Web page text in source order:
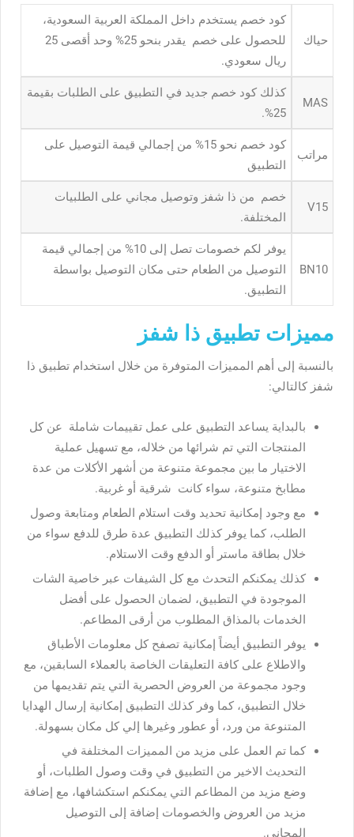
حياك
كود خصم يستخدم داخل المملكة العربية السعودية،
للحصول على خصم يقدر بنحو 25% وحد أقصى 25
ريال سعودي.
MAS
كذلك كود خصم جديد في التطبيق على الطلبات بقيمة
25%.
مراتب
كود خصم نحو 15% من إجمالي قيمة التوصيل على
التطبيق
V15
خصم من ذا شفز وتوصيل مجاني على الطلبيات
المختلفة.
BN10
يوفر لكم خصومات تصل إلى 10% من إجمالي قيمة
التوصيل من الطعام حتى مكان التوصيل بواسطة
التطبيق.
مميزات تطبيق ذا شفز
بالنسبة إلى أهم المميزات المتوفرة من خلال استخدام تطبيق ذا
شفز كالتالي:
بالبداية يساعد التطبيق على عمل تقييمات شاملة عن كل
المنتجات التي تم شرائها من خلاله، مع تسهيل عملية
الاختيار ما بين مجموعة متنوعة من أشهر الأكلات من عدة
مطابخ متنوعة، سواء كانت شرقية أو غربية.
مع وجود إمكانية تحديد وقت استلام الطعام ومتابعة وصول
الطلب، كما يوفر كذلك التطبيق عدة طرق للدفع سواء من
خلال بطاقة ماستر أو الدفع وقت الاستلام.
كذلك يمكنكم التحدث مع كل الشيفات عبر خاصية الشات
الموجودة في التطبيق، لضمان الحصول على أفضل
الخدمات بالمذاق المطلوب من أرقى المطاعم.
يوفر التطبيق أيضاً إمكانية تصفح كل معلومات الأطباق
والاطلاع على كافة التعليقات الخاصة بالعملاء السابقين، مع
وجود مجموعة من العروض الحصرية التي يتم تقديمها من
خلال التطبيق، كما وفر كذلك التطبيق إمكانية إرسال الهدايا
المتنوعة من ورد، أو عطور وغيرها إلي كل مكان بسهولة.
كما تم العمل على مزيد من المميزات المختلفة في
التحديث الاخير من التطبيق في وقت وصول الطلبات، أو
وضع مزيد من المطاعم التي يمكنكم استكشافها، مع إضافة
مزيد من العروض والخصومات إضافة إلى التوصيل
المجاني.